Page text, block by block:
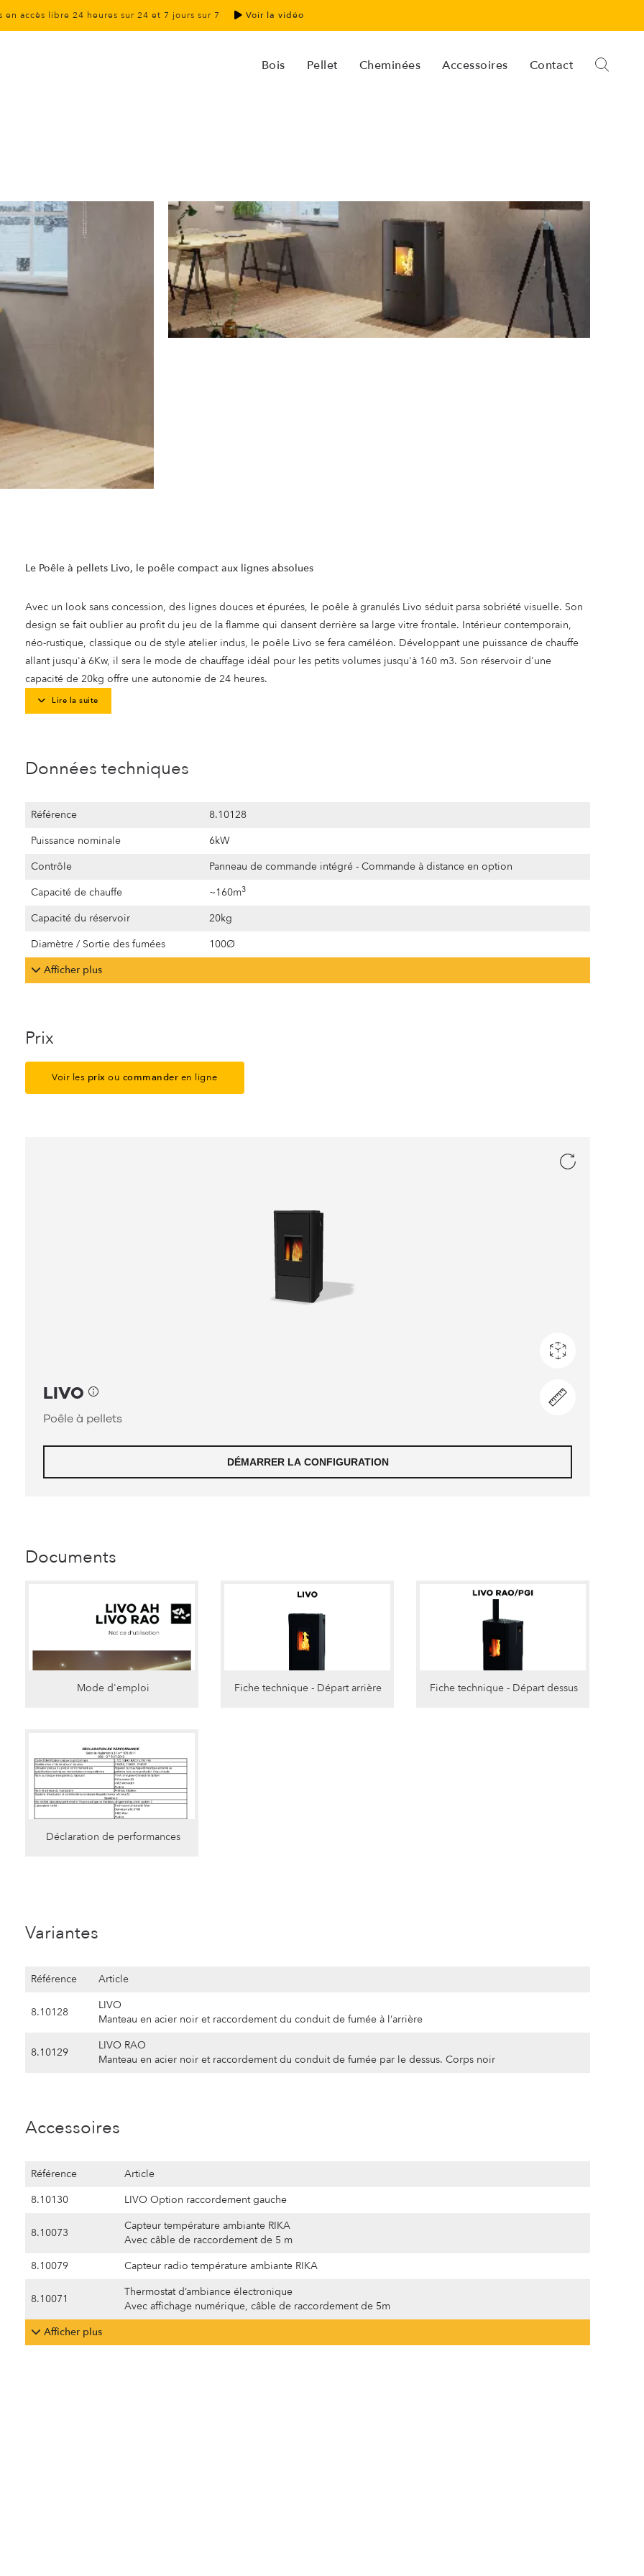
en accès libre 24 heures sur 24 et 7 jours sur 7 Voir la vidéo
Bois Pellet Cheminées Accessoires Contact
Le Poêle à pellets Livo, le poêle compact aux lignes absolues
Avec un look sans concession, des lignes douces et épurées, le poêle à granulés Livo séduit parsa sobriété visuelle. Son
design se fait oublier au profit du jeu de la flamme qui dansent derrière sa large vitre frontale. Intérieur contemporain,
néo-rustique, classique ou de style atelier indus, le poêle Livo se fera caméléon. Développant une puissance de chauffe
allant jusqu'à 6Kw, il sera le mode de chauffage idéal pour les petits volumes jusqu'à 160 m3. Son réservoir d'une
capacité de 20kg offre une autonomie de 24 heures.
Lire la suite
Données techniques
Référence
8.10128
Puissance nominale
6kW
Contrôle
Panneau de commande intégré - Commande à distance en option
Capacité de chauffe
~160m3
Capacité du réservoir
20kg
Diamètre / Sortie des fumées
100Ø
Afficher plus
Prix
Voir les prix ou commander en ligne
Documents
Mode d'emploi Fiche technique - Départ arrière Fiche technique - Départ dessus
Déclaration de performances
Variantes
Référence Article
8.10128
LIVO
Manteau en acier noir et raccordement du conduit de fumée à l‘arrière
8.10129
LIVO RAO
Manteau en acier noir et raccordement du conduit de fumée par le dessus. Corps noir
Accessoires
Référence
Article
8.10130
LIVO Option raccordement gauche
8.10073
Capteur température ambiante RIKA
Avec câble de raccordement de 5 m
8.10079
Capteur radio température ambiante RIKA
8.10071
Thermostat d’ambiance électronique
Avec affichage numérique, câble de raccordement de 5m
Afficher plus